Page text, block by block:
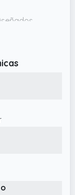
La
códigos
3
hojas